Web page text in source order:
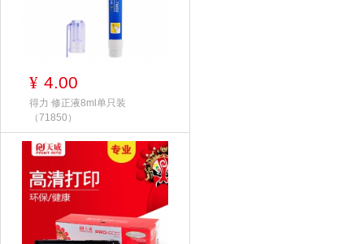
¥ 4.00
得力 修正液8ml单只装
（71850）